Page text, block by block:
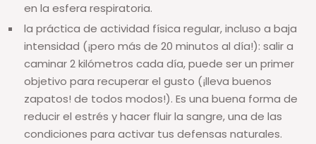
en la esfera respiratoria.
la práctica de actividad física regular, incluso a baja
intensidad (¡pero más de 20 minutos al día!): salir a
caminar 2 kilómetros cada día, puede ser un primer
objetivo para recuperar el gusto (¡lleva buenos
zapatos! de todos modos!). Es una buena forma de
reducir el estrés y hacer fluir la sangre, una de las
condiciones para activar tus defensas naturales.